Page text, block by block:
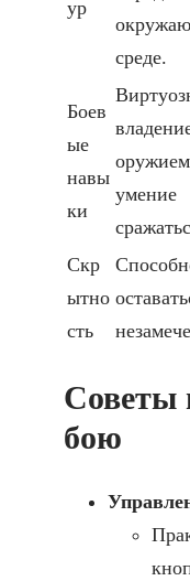
ур
среде.
Боев
ые
навы
ки
умение
Скр
ытно
сть
Советы
бою